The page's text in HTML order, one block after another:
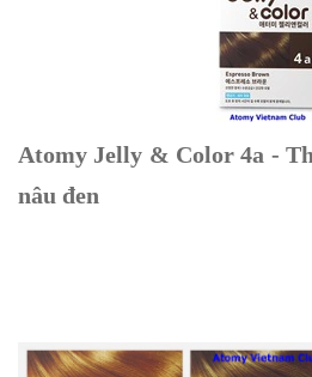
Atomy Jelly & Color 4a -
nâu đen